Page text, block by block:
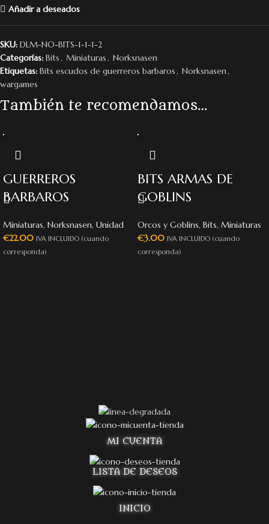
Añadir a deseados
SKU: DLM-NO-BITS-1-1-1-2
Categorías: Bits, Miniaturas, Norksnasen
Etiquetas: Bits escudos de guerreros barbaros, Norksnasen,
wargames
También te recomendamos…
GUERREROS
BARBAROS
Miniaturas, Norksnasen, Unidad
€22.00 IVA INCLUIDO (cuando
corresponda)
BITS ARMAS DE
GOBLINS
Orcos y Goblins, Bits, Miniaturas
€3.00 IVA INCLUIDO (cuando
corresponda)
MI CUENTA
LISTA DE DESEOS
INICIO